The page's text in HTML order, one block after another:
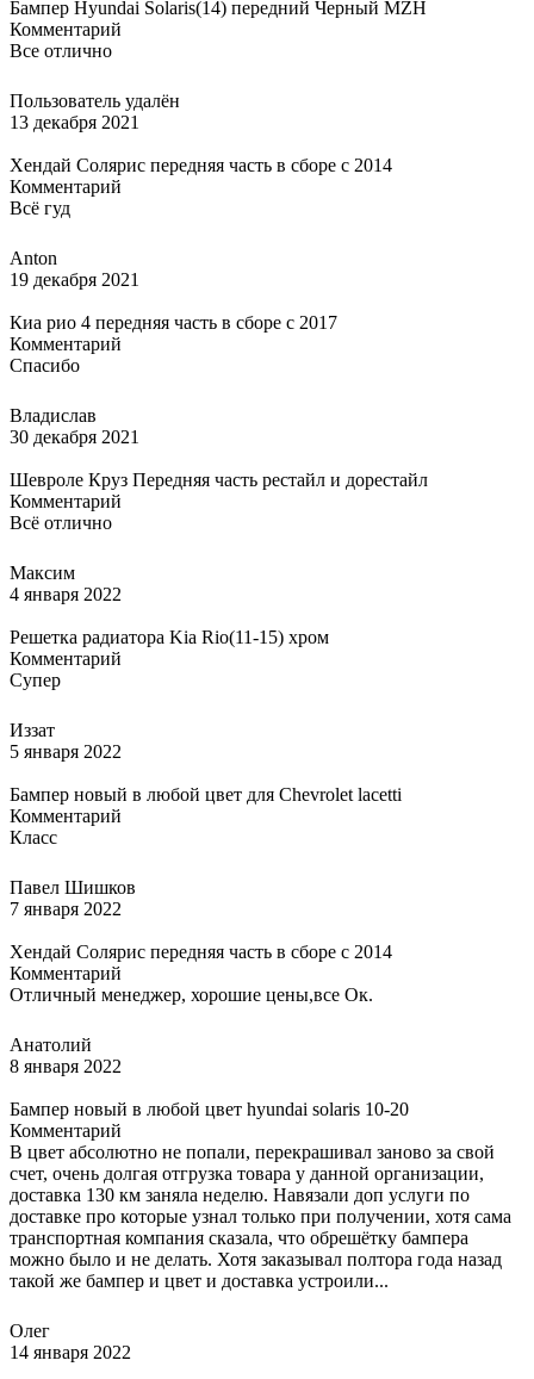
Бампер Hyundai Solaris(14) передний Черный MZH
Комментарий
Все отлично
Пользователь удалён
13 декабря 2021
Хендай Солярис передняя часть в сборе с 2014
Комментарий
Всё гуд
Anton
19 декабря 2021
Киа рио 4 передняя часть в сборе с 2017
Комментарий
Спасибо
Владислав
30 декабря 2021
Шевроле Круз Передняя часть рестайл и дорестайл
Комментарий
Всё отлично
Максим
4 января 2022
Решетка радиатора Kia Rio(11-15) хром
Комментарий
Супер
Иззат
5 января 2022
Бампер новый в любой цвет для Chevrolet lacetti
Комментарий
Класс
Павел Шишков
7 января 2022
Хендай Солярис передняя часть в сборе с 2014
Комментарий
Отличный менеджер, хорошие цены,все Ок.
Анатолий
8 января 2022
Бампер новый в любой цвет hyundai solaris 10-20
Комментарий
В цвет абсолютно не попали, перекрашивал заново за свой
счет, очень долгая отгрузка товара у данной организации,
доставка 130 км заняла неделю. Навязали доп услуги по
доставке про которые узнал только при получении, хотя сама
транспортная компания сказала, что обрешётку бампера
можно было и не делать. Хотя заказывал полтора года назад
такой же бампер и цвет и доставка устроили...
Олег
14 января 2022